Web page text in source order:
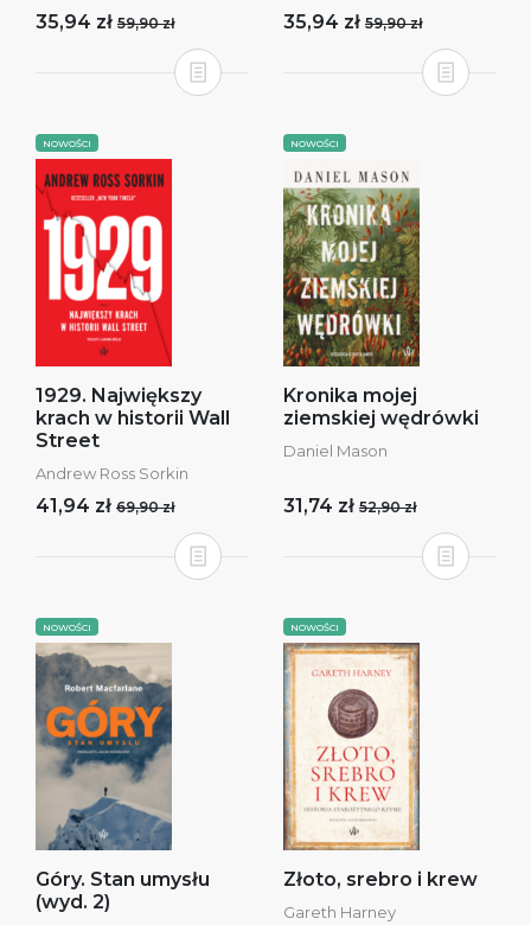
35,94 zł 59,90 zł 35,94 zł 59,90 zł
NOWOŚCI
1929. Największy
krach w historii Wall
Street
Andrew Ross Sorkin
41,94 zł 69,90 zł
NOWOŚCI
Kronika mojej
ziemskiej wędrówki
Daniel Mason
31,74 zł 52,90 zł
NOWOŚCI
Góry. Stan umysłu
(wyd. 2)
NOWOŚCI
Złoto, srebro i krew
Gareth Harney